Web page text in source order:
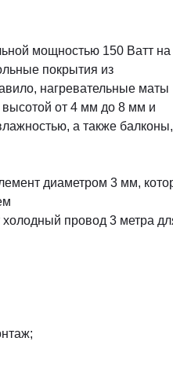
мощностью 150 Ватт на
покрытия из
нагревательные маты
высотой от 4 мм до 8 мм и
а также балконы,
диаметром 3 мм,
провод 3 метра